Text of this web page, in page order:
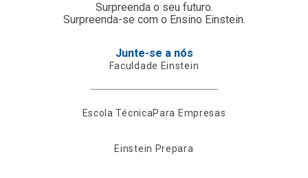
Surpreenda o seu futuro.
Surpreenda-se com o Ensino Einstein.
Junte-se a nós
Faculdade Einstein
Escola TécnicaPara Empresas
Einstein Prepara